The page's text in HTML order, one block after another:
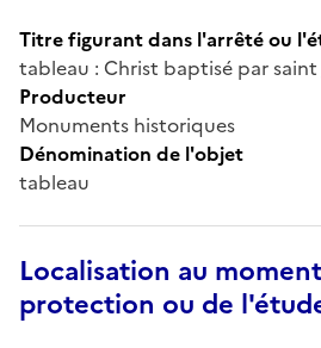
Titre figurant dans l'arrêté ou
tableau : Christ baptisé par saint
Producteur
Monuments historiques
Dénomination de l'objet
tableau
Localisation au
protection ou de